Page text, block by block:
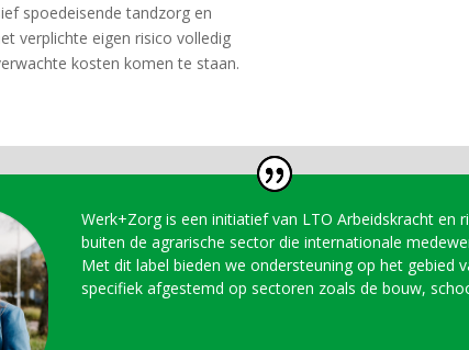
spoedeisende tandzorg en
verplichte eigen risico volledig
kosten komen te staan.
Werk+Zorg is een initiatief van LTO Arbeidskracht en
buiten de agrarische sector die internationale
Met dit label bieden we ondersteuning op het gebied
specifiek afgestemd op sectoren zoals de bouw,